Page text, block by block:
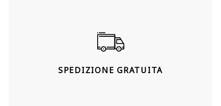
SPEDIZIONE GRATUITA